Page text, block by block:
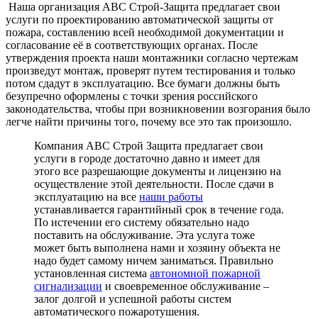
Наша организация АВС Строй-Защита предлагает свои
услуги по проектированию автоматической защиты от
пожара, составлению всей необходимой документации и
согласование её в соответствующих органах. После
утверждения проекта наши монтажники согласно чертежам
произведут монтаж, проверят путем тестирования и только
потом сдадут в эксплуатацию. Все бумаги должны быть
безупречно оформлены с точки зрения российского
законодательства, чтобы при возникновении возгорания было
легче найти причины того, почему все это так произошло.
Компания АВС Строй Защита предлагает свои
услуги в городе достаточно давно и имеет для
этого все разрешающие документы и лицензию на
осуществление этой деятельности. После сдачи в
эксплуатацию на все наши работы
устанавливается гарантийный срок в течение года.
По истечении его систему обязательно надо
поставить на обслуживание. Эта услуга тоже
может быть выполнена нами и хозяину объекта не
надо будет самому ничем заниматься. Правильно
установленная система автономной пожарной
сигнализации и своевременное обслуживание –
залог долгой и успешной работы систем
автоматического пожаротушения.